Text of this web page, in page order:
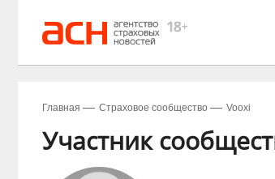
Главная Страховое сообщество Vooxi
Участник